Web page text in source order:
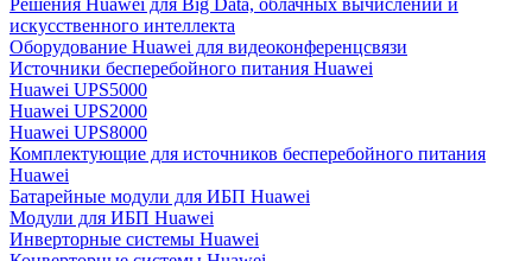
Решения Huawei для Big Data, облачных вычислений и
искусственного интеллекта
Оборудование Huawei для видеоконференцсвязи
Источники бесперебойного питания Huawei
Huawei UPS5000
Huawei UPS2000
Huawei UPS8000
Комплектующие для источников бесперебойного питания
Huawei
Батарейные модули для ИБП Huawei
Модули для ИБП Huawei
Инверторные системы Huawei